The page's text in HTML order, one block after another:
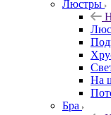
Люстры
На
Бра